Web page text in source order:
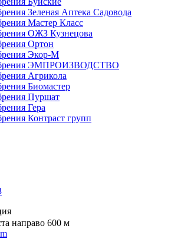
Зеленая Аптека Садовода
Мастер Класс
ОЖЗ Кузнецова
Ортон
Экор-М
ЭМПРОИЗВОДСТВО
Агрикола
Биомастер
Пуршат
Гера
Контраст групп
направо 600 м